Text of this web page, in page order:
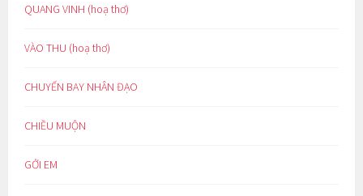
QUANG VINH (hoạ thơ)
VÀO THU (hoạ thơ)
CHUYẾN BAY NHÂN ĐẠO
CHIỀU MUỘN
GỞI EM